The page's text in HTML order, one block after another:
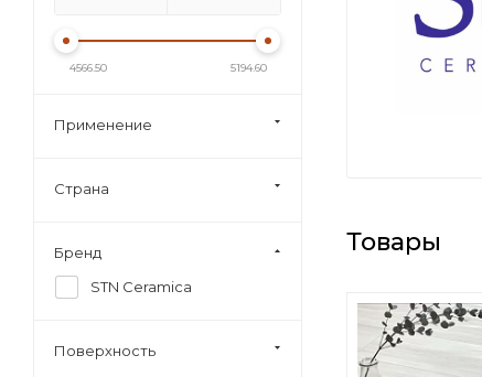
Товары
4566.50 5194.60
Применение
Страна
Бренд
STN Ceramica
Поверхность